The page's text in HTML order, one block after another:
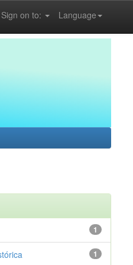
Language
Sign on to:
1
1